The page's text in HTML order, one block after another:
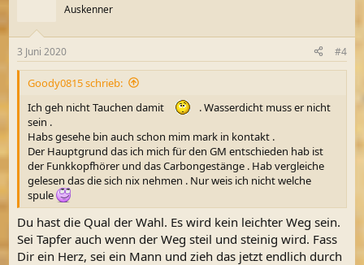
e
n
Auskenner
3 Juni 2020 #4
Goody0815 schrieb:
Ich geh nicht Tauchen damit
. Wasserdicht muss er nicht
sein .
Habs gesehe bin auch schon mim mark in kontakt .
Der Hauptgrund das ich mich für den GM entschieden hab ist
der Funkkopfhörer und das Carbongestänge . Hab vergleiche
gelesen das die sich nix nehmen . Nur weis ich nicht welche
spule
Du hast die Qual der Wahl. Es wird kein leichter Weg sein.
Sei Tapfer auch wenn der Weg steil und steinig wird. Fass
Dir ein Herz, sei ein Mann und zieh das jetzt endlich durch